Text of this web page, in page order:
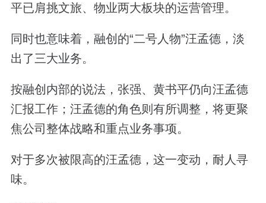
平已肩挑文旅、物业两大板块的运营管理。
同时也意味着，融创的“二号人物”汪孟德，淡
出了三大业务。
按融创内部的说法，张强、黄书平仍向汪孟德
汇报工作；汪孟德的角色则有所调整，将更聚
焦公司整体战略和重点业务事项。
对于多次被限高的汪孟德，这一变动，耐人寻
味。